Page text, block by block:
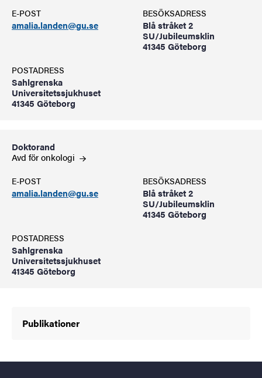
E-POST
amalia.landen@gu.se
BESÖKSADRESS
Blå stråket 2
SU/Jubileumsklin
41345 Göteborg
POSTADRESS
Sahlgrenska
Universitetssjukhuset
41345 Göteborg
Doktorand
Avd föronkologi
E-POST
amalia.landen@gu.se
BESÖKSADRESS
Blå stråket 2
SU/Jubileumsklin
41345 Göteborg
POSTADRESS
Sahlgrenska
Universitetssjukhuset
41345 Göteborg
Publikationer